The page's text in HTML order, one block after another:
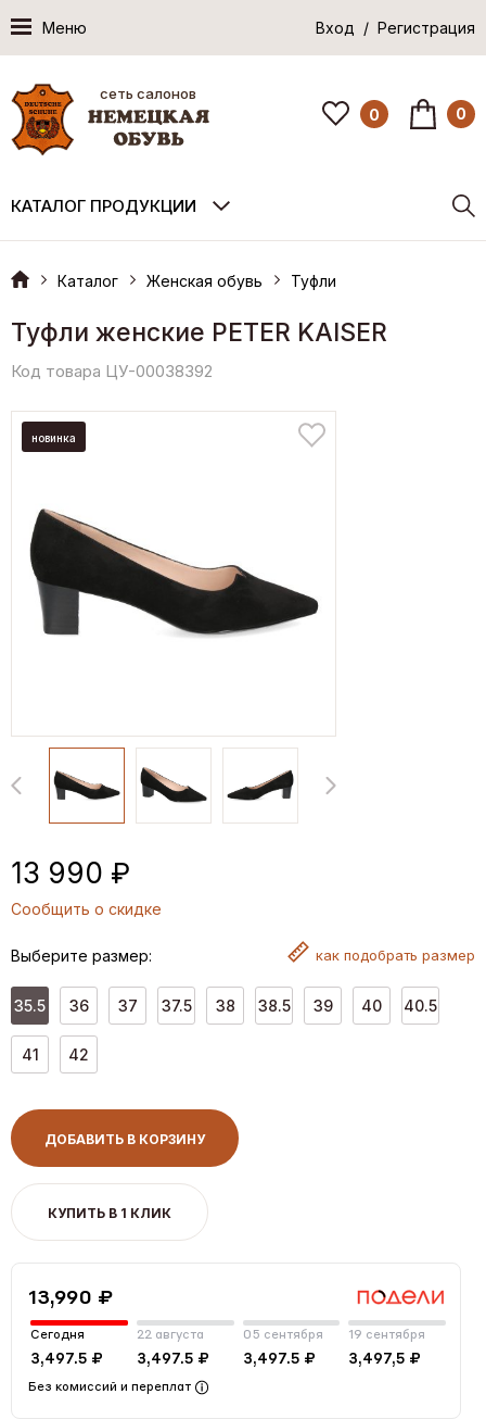
Меню Вход / Регистрация
сеть салонов
0 0
КАТАЛОГ ПРОДУКЦИИ
Каталог Женская обувь Туфли
Туфли женские PETER KAISER
Код товара ЦУ-00038392
новинка
13 990 ₽
Сообщить о скидке
Выберите размер: как подобрать размер
35.5 36 37 37.5 38 38.5 39 40 40.5
41 42
ДОБАВИТЬ В КОРЗИНУ
КУПИТЬ В 1 КЛИК
13,990 ₽
Сегодня
3,497.5 ₽
22 августа
3,497.5 ₽
05 сентября
3,497.5 ₽
19 сентября
3,497,5 ₽
Без комиссий и переплат